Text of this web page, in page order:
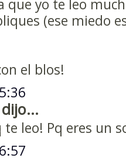
que yo te leo
(ese miedo
el blos!
te leo! Pq eres un